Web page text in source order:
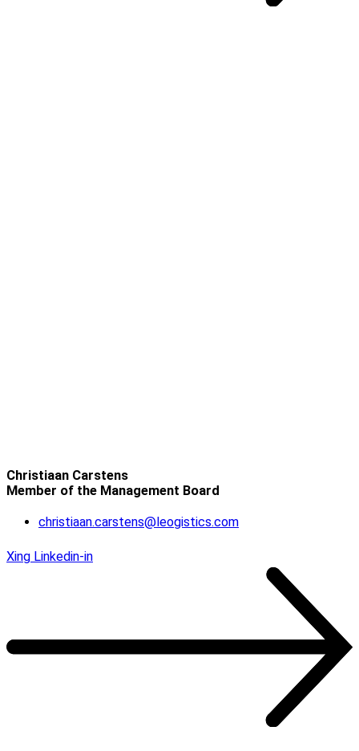
Christiaan Carstens
Member of the Management Board
christiaan.carstens@leogistics.com
Xing Linkedin-in